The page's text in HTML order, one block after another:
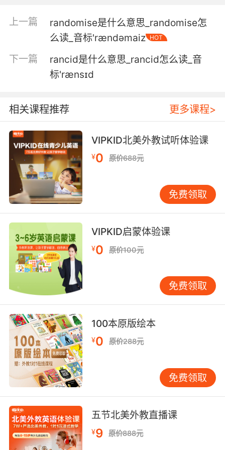
恐怕刚才的场面 敌意会更浓 怒气会更盛 要超出
我们的想象了
5. Dear girl, I am sure that, like myself, you
are eager to put behind us the rancor that has
led us to this juncture.
亲爱的姑娘 我如亲历一般确信 你非常想让我们形
成如此局面的 深仇大恨抛在身后
6. If this council is going to fold a rancor
every time someone pushes us on the playing
field, maybe we need someone to oversee us.
如果理事会遇到点小事 就要大肆抱怨一番 那或许
也该找人监管我们了
7. I wear no knife to slaughter sleeping men,
but here's a vengeful sword, rusted with
ease, that shall be scoured in his rancorous
heart that slanders me with murder's crimson
badge.
杀死睡梦中人的刀我从不曾有 但复仇之剑倒是有
名的人 腔子里的热血 来擦拭我的宝剑
上一篇
randomise是什么意思_randomise怎
么读_音标'rændəmaiz
HOT
下一篇
rancid是什么意思_rancid怎么读_音
标'rænsɪd
相关课程推荐 更多课程>
VIPKID北美外教试听体验课
¥0 原价688元
免费领取
VIPKID启蒙体验课
¥0 原价100元
免费领取
100本原版绘本
¥0 原价288元
免费领取
五节北美外教直播课
¥9 原价888元